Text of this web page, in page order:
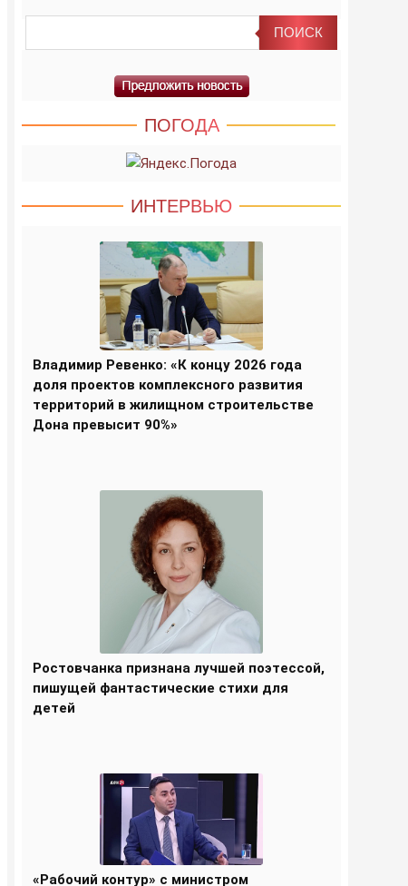
ПОГОДА
ИНТЕРВЬЮ
Владимир Ревенко: «К концу 2026 года
доля проектов комплексного развития
территорий в жилищном строительстве
Дона превысит 90%»
Ростовчанка признана лучшей поэтессой,
пишущей фантастические стихи для
детей
«Рабочий контур» с министром